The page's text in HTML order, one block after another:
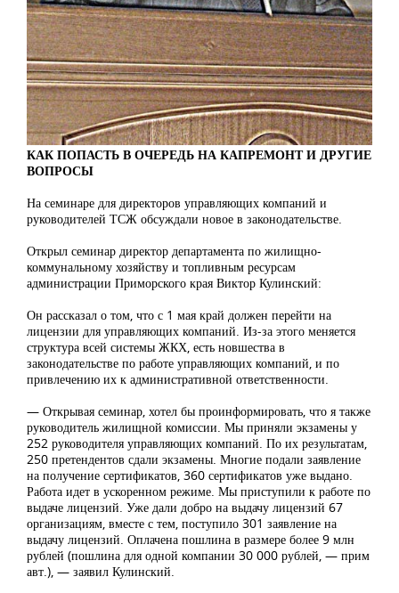
КАК ПОПАСТЬ В ОЧЕРЕДЬ НА КАПРЕМОНТ И ДРУГИЕ
ВОПРОСЫ
На семинаре для директоров управляющих компаний и
руководителей ТСЖ обсуждали новое в законодательстве.
Открыл семинар директор департамента по жилищно-
коммунальному хозяйству и топливным ресурсам
администрации Приморского края Виктор Кулинский:
Он рассказал о том, что с 1 мая край должен перейти на
лицензии для управляющих компаний. Из-за этого меняется
структура всей системы ЖКХ, есть новшества в
законодательстве по работе управляющих компаний, и по
привлечению их к административной ответственности.
— Открывая семинар, хотел бы проинформировать, что я также
руководитель жилищной комиссии. Мы приняли экзамены у
252 руководителя управляющих компаний. По их результатам,
250 претендентов сдали экзамены. Многие подали заявление
на получение сертификатов, 360 сертификатов уже выдано.
Работа идет в ускоренном режиме. Мы приступили к работе по
выдаче лицензий. Уже дали добро на выдачу лицензий 67
организациям, вместе с тем, поступило 301 заявление на
выдачу лицензий. Оплачена пошлина в размере более 9 млн
рублей (пошлина для одной компании 30 000 рублей, — прим
авт.), — заявил Кулинский.